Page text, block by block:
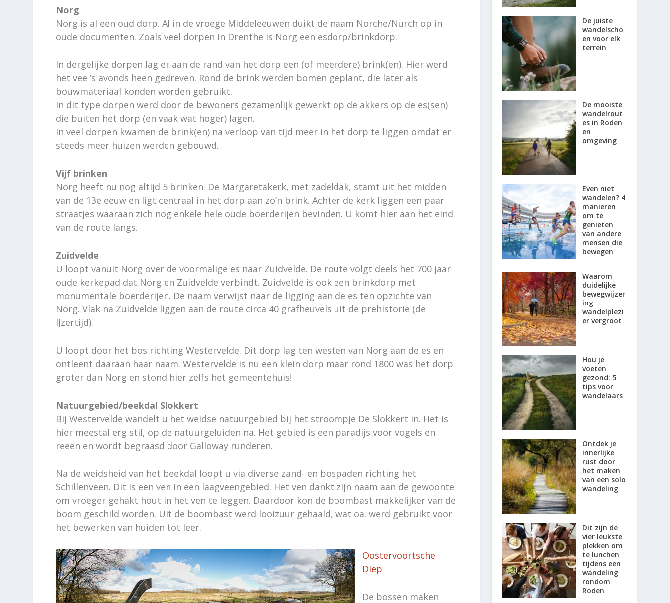
Norg
Norg is al een oud dorp. Al in de vroege Middeleeuwen duikt de naam Norche/Nurch op in
oude documenten. Zoals veel dorpen in Drenthe is Norg een esdorp/brinkdorp.
In dergelijke dorpen lag er aan de rand van het dorp een (of meerdere) brink(en). Hier werd
het vee ’s avonds heen gedreven. Rond de brink werden bomen geplant, die later als
bouwmateriaal konden worden gebruikt.
In dit type dorpen werd door de bewoners gezamenlijk gewerkt op de akkers op de es(sen)
die buiten het dorp (en vaak wat hoger) lagen.
In veel dorpen kwamen de brink(en) na verloop van tijd meer in het dorp te liggen omdat er
steeds meer huizen werden gebouwd.
Vijf brinken
Norg heeft nu nog altijd 5 brinken. De Margaretakerk, met zadeldak, stamt uit het midden
van de 13e eeuw en ligt centraal in het dorp aan zo’n brink. Achter de kerk liggen een paar
straatjes waaraan zich nog enkele hele oude boerderijen bevinden. U komt hier aan het eind
van de route langs.
Zuidvelde
U loopt vanuit Norg over de voormalige es naar Zuidvelde. De route volgt deels het 700 jaar
oude kerkepad dat Norg en Zuidvelde verbindt. Zuidvelde is ook een brinkdorp met
monumentale boerderijen. De naam verwijst naar de ligging aan de es ten opzichte van
Norg. Vlak na Zuidvelde liggen aan de route circa 40 grafheuvels uit de prehistorie (de
IJzertijd).
U loopt door het bos richting Westervelde. Dit dorp lag ten westen van Norg aan de es en
ontleent daaraan haar naam. Westervelde is nu een klein dorp maar rond 1800 was het dorp
groter dan Norg en stond hier zelfs het gemeentehuis!
Natuurgebied/beekdal Slokkert
Bij Westervelde wandelt u het weidse natuurgebied bij het stroompje De Slokkert in. Het is
hier meestal erg stil, op de natuurgeluiden na. Het gebied is een paradijs voor vogels en
reeën en wordt begraasd door Galloway runderen.
Na de weidsheid van het beekdal loopt u via diverse zand- en bospaden richting het
Schillenveen. Dit is een ven in een laagveengebied. Het ven dankt zijn naam aan de gewoonte
om vroeger gehakt hout in het ven te leggen. Daardoor kon de boombast makkelijker van de
boom geschild worden. Uit de boombast werd looizuur gehaald, wat oa. werd gebruikt voor
het bewerken van huiden tot leer.
Oostervoortsche
Diep
De bossen maken
De juiste
wandelscho
en voor elk
terrein
De mooiste
wandelrout
es in Roden
en
omgeving
Even niet
wandelen? 4
manieren
om te
genieten
van andere
mensen die
bewegen
Waarom
duidelijke
bewegwijzer
ing
wandelplezi
er vergroot
Hou je
voeten
gezond: 5
tips voor
wandelaars
Ontdek je
innerlijke
rust door
het maken
van een solo
wandeling
Dit zijn de
vier leukste
plekken om
te lunchen
tijdens een
wandeling
rondom
Roden